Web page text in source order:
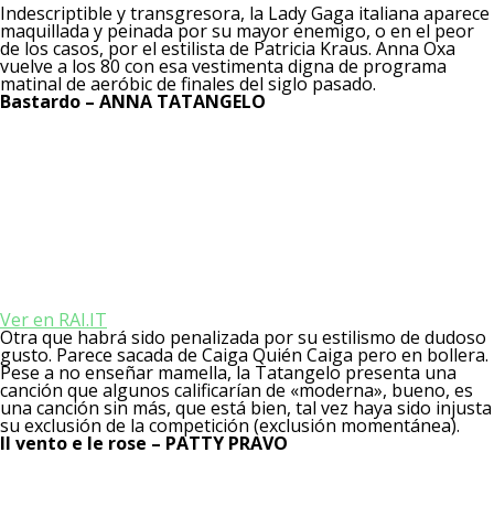
Indescriptible y transgresora, la Lady Gaga italiana aparece
maquillada y peinada por su mayor enemigo, o en el peor
de los casos, por el estilista de Patricia Kraus. Anna Oxa
vuelve a los 80 con esa vestimenta digna de programa
matinal de aeróbic de finales del siglo pasado.
Bastardo – ANNA TATANGELO
Ver en RAI.IT
Otra que habrá sido penalizada por su estilismo de dudoso
gusto. Parece sacada de Caiga Quién Caiga pero en bollera.
Pese a no enseñar mamella, la Tatangelo presenta una
canción que algunos calificarían de «moderna», bueno, es
una canción sin más, que está bien, tal vez haya sido injusta
su exclusión de la competición (exclusión momentánea).
Il vento e le rose – PATTY PRAVO